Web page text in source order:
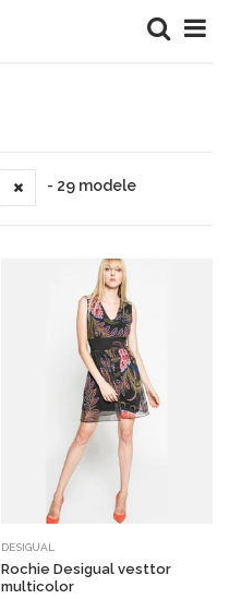
- 29 modele
DESIGUAL
Rochie Desigual vesttor
multicolor